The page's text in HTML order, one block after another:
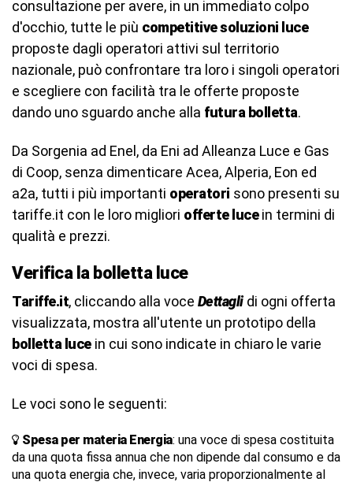
consultazione per avere, in un immediato colpo
d'occhio, tutte le più competitive soluzioni luce
proposte dagli operatori attivi sul territorio
nazionale, può confrontare tra loro i singoli operatori
e scegliere con facilità tra le offerte proposte
dando uno sguardo anche alla futura bolletta.
Da Sorgenia ad Enel, da Eni ad Alleanza Luce e Gas
di Coop, senza dimenticare Acea, Alperia, Eon ed
a2a, tutti i più importanti operatori sono presenti su
tariffe.it con le loro migliori offerte lucein termini di
qualità e prezzi.
Verifica la bolletta luce
Tariffe.it, cliccando alla voce Dettaglidi ogni offerta
visualizzata, mostra all'utente un prototipo della
bolletta lucein cui sono indicate in chiaro le varie
voci di spesa.
Le voci sono le seguenti:
Spesa per materia Energia: una voce di spesa costituita
da una quota fissa annua che non dipende dal consumo e da
una quota energia che, invece, varia proporzionalmente al